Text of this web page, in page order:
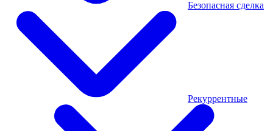
Безопасная сделка
Рекуррентные